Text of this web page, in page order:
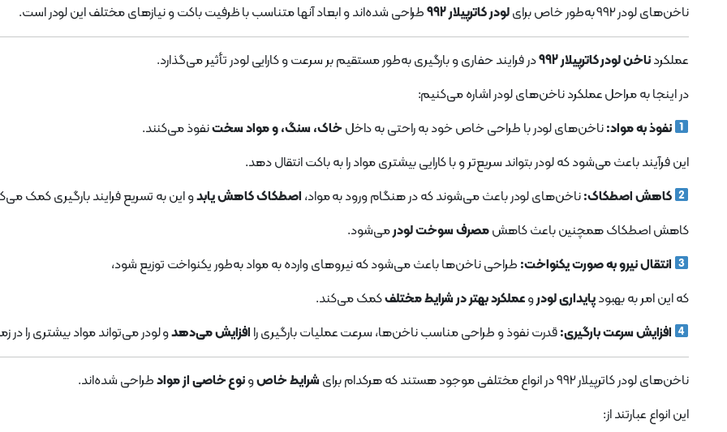
ناخن‌های لودر 992 به‌طور خاص برای لودر کاترپیلار 992 طراحی شده‌اند و ابعاد آنها متناسب با ظرفیت باکت و نیازهای مختلف این لودر است.
عملکردناخن لودر کاترپیلار 992
در فرایند حفاری و بارگیری به‌طور مستقیم بر سرعت و کارایی لودر تأثیر می‌گذارد.
در اینجا به مراحل عملکرد ناخن‌های لودر اشاره می‌کنیم:
نفوذ به مواد:ناخن‌های لودر با طراحی خاص خود به راحتی به داخل خاک، سنگ، و مواد سختنفوذ می‌کنند.
این فرآیند باعث می‌شود که لودر بتواند سریع‌تر و با کارایی بیشتری مواد را به باکت انتقال دهد.
کاهش اصطکاک:ناخن‌های لودر باعث می‌شوند که در هنگام ورود به مواد، اصطکاک کاهش یابدو این به تسریع فرایند بارگیری کمک
کاهش اصطکاک همچنین باعث کاهشمصرف سوخت لودرمی‌شود.
انتقال نیرو به صورت یکنواخت: طراحی ناخن‌ها باعث می‌شود که نیروهای وارده به مواد به‌طور یکنواخت توزیع شود،
که این امر به بهبودپایداری لودروعملکرد بهتر در شرایط مختلفکمک می‌کند.
افزایش سرعت بارگیری:قدرت نفوذ و طراحی مناسب ناخن‌ها، سرعت عملیات بارگیری را افزایش می‌دهدو لودر می‌تواند مواد بیشتری را در
ناخن‌های لودر کاترپیلار 992 در انواع مختلفی موجود هستند که هرکدام برای شرایط خاصونوع خاصی از موادطراحی شده‌اند.
این انواع عبارتند از: